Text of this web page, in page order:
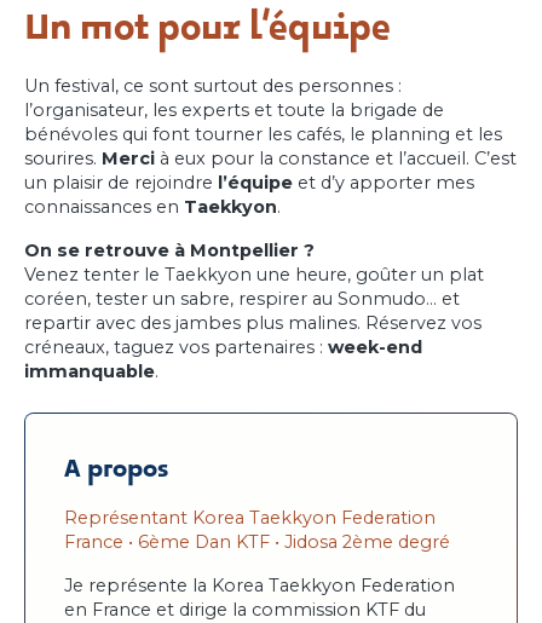
Un mot pour l’équipe
Un festival, ce sont surtout des personnes :
l’organisateur, les experts et toute la brigade de
bénévoles qui font tourner les cafés, le planning et les
sourires. Merci à eux pour la constance et l’accueil. C’est
un plaisir de rejoindre l’équipe et d’y apporter mes
connaissances en Taekkyon.
On se retrouve à Montpellier ?
Venez tenter le Taekkyon une heure, goûter un plat
coréen, tester un sabre, respirer au Sonmudo… et
repartir avec des jambes plus malines. Réservez vos
créneaux, taguez vos partenaires : week-end
immanquable.
A propos
Représentant Korea Taekkyon Federation
France • 6ème Dan KTF • Jidosa 2ème degré
Je représente la Korea Taekkyon Federation
en France et dirige la commission KTF du